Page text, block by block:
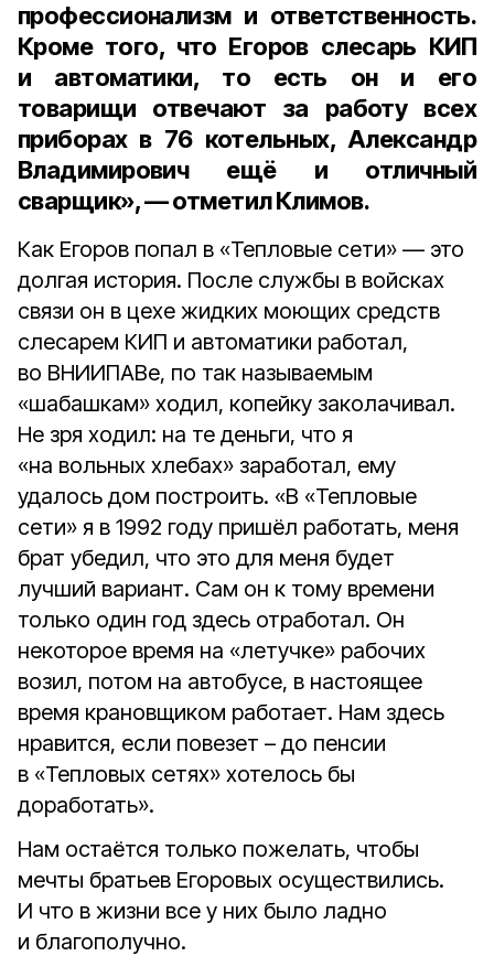
профессионализм и ответственность.
Кроме того, что Егоров слесарь КИП
и автоматики, то есть он и его
товарищи отвечают за работу всех
приборах в 76 котельных, Александр
Владимировичещё и отличный
сварщик», — отметил Климов.
Как Егоров попал в «Тепловые сети» — это
долгая история. После службы в войсках
связи он в цехе жидких моющих средств
слесарем КИП и автоматики работал,
во ВНИИПАВе, по так называемым
«шабашкам» ходил, копейку заколачивал.
Не зря ходил: на те деньги, что я
«на вольных хлебах» заработал, ему
удалось дом построить. «В «Тепловые
сети» я в 1992 году пришёл работать, меня
брат убедил, что это для меня будет
лучший вариант. Сам он к тому времени
только один год здесь отработал. Он
некоторое время на «летучке» рабочих
возил, потом на автобусе, в настоящее
время крановщиком работает. Нам здесь
нравится, если повезет – до пенсии
в «Тепловых сетях» хотелось бы
доработать».
Нам остаётся только пожелать, чтобы
мечты братьев Егоровых осуществились.
И что в жизни все у них было ладно
и благополучно.